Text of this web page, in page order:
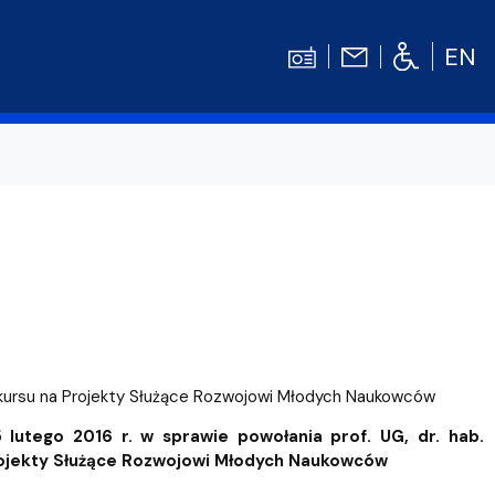
EN
Centrum Języków Obcych UG
Centrum Wychowania Fizycznego i
na Projekty Służące Rozwojowi Młodych Naukowców
lutego 2016 r. w sprawie powołania prof. UG, dr. hab.
Służące Rozwojowi Młodych Naukowców